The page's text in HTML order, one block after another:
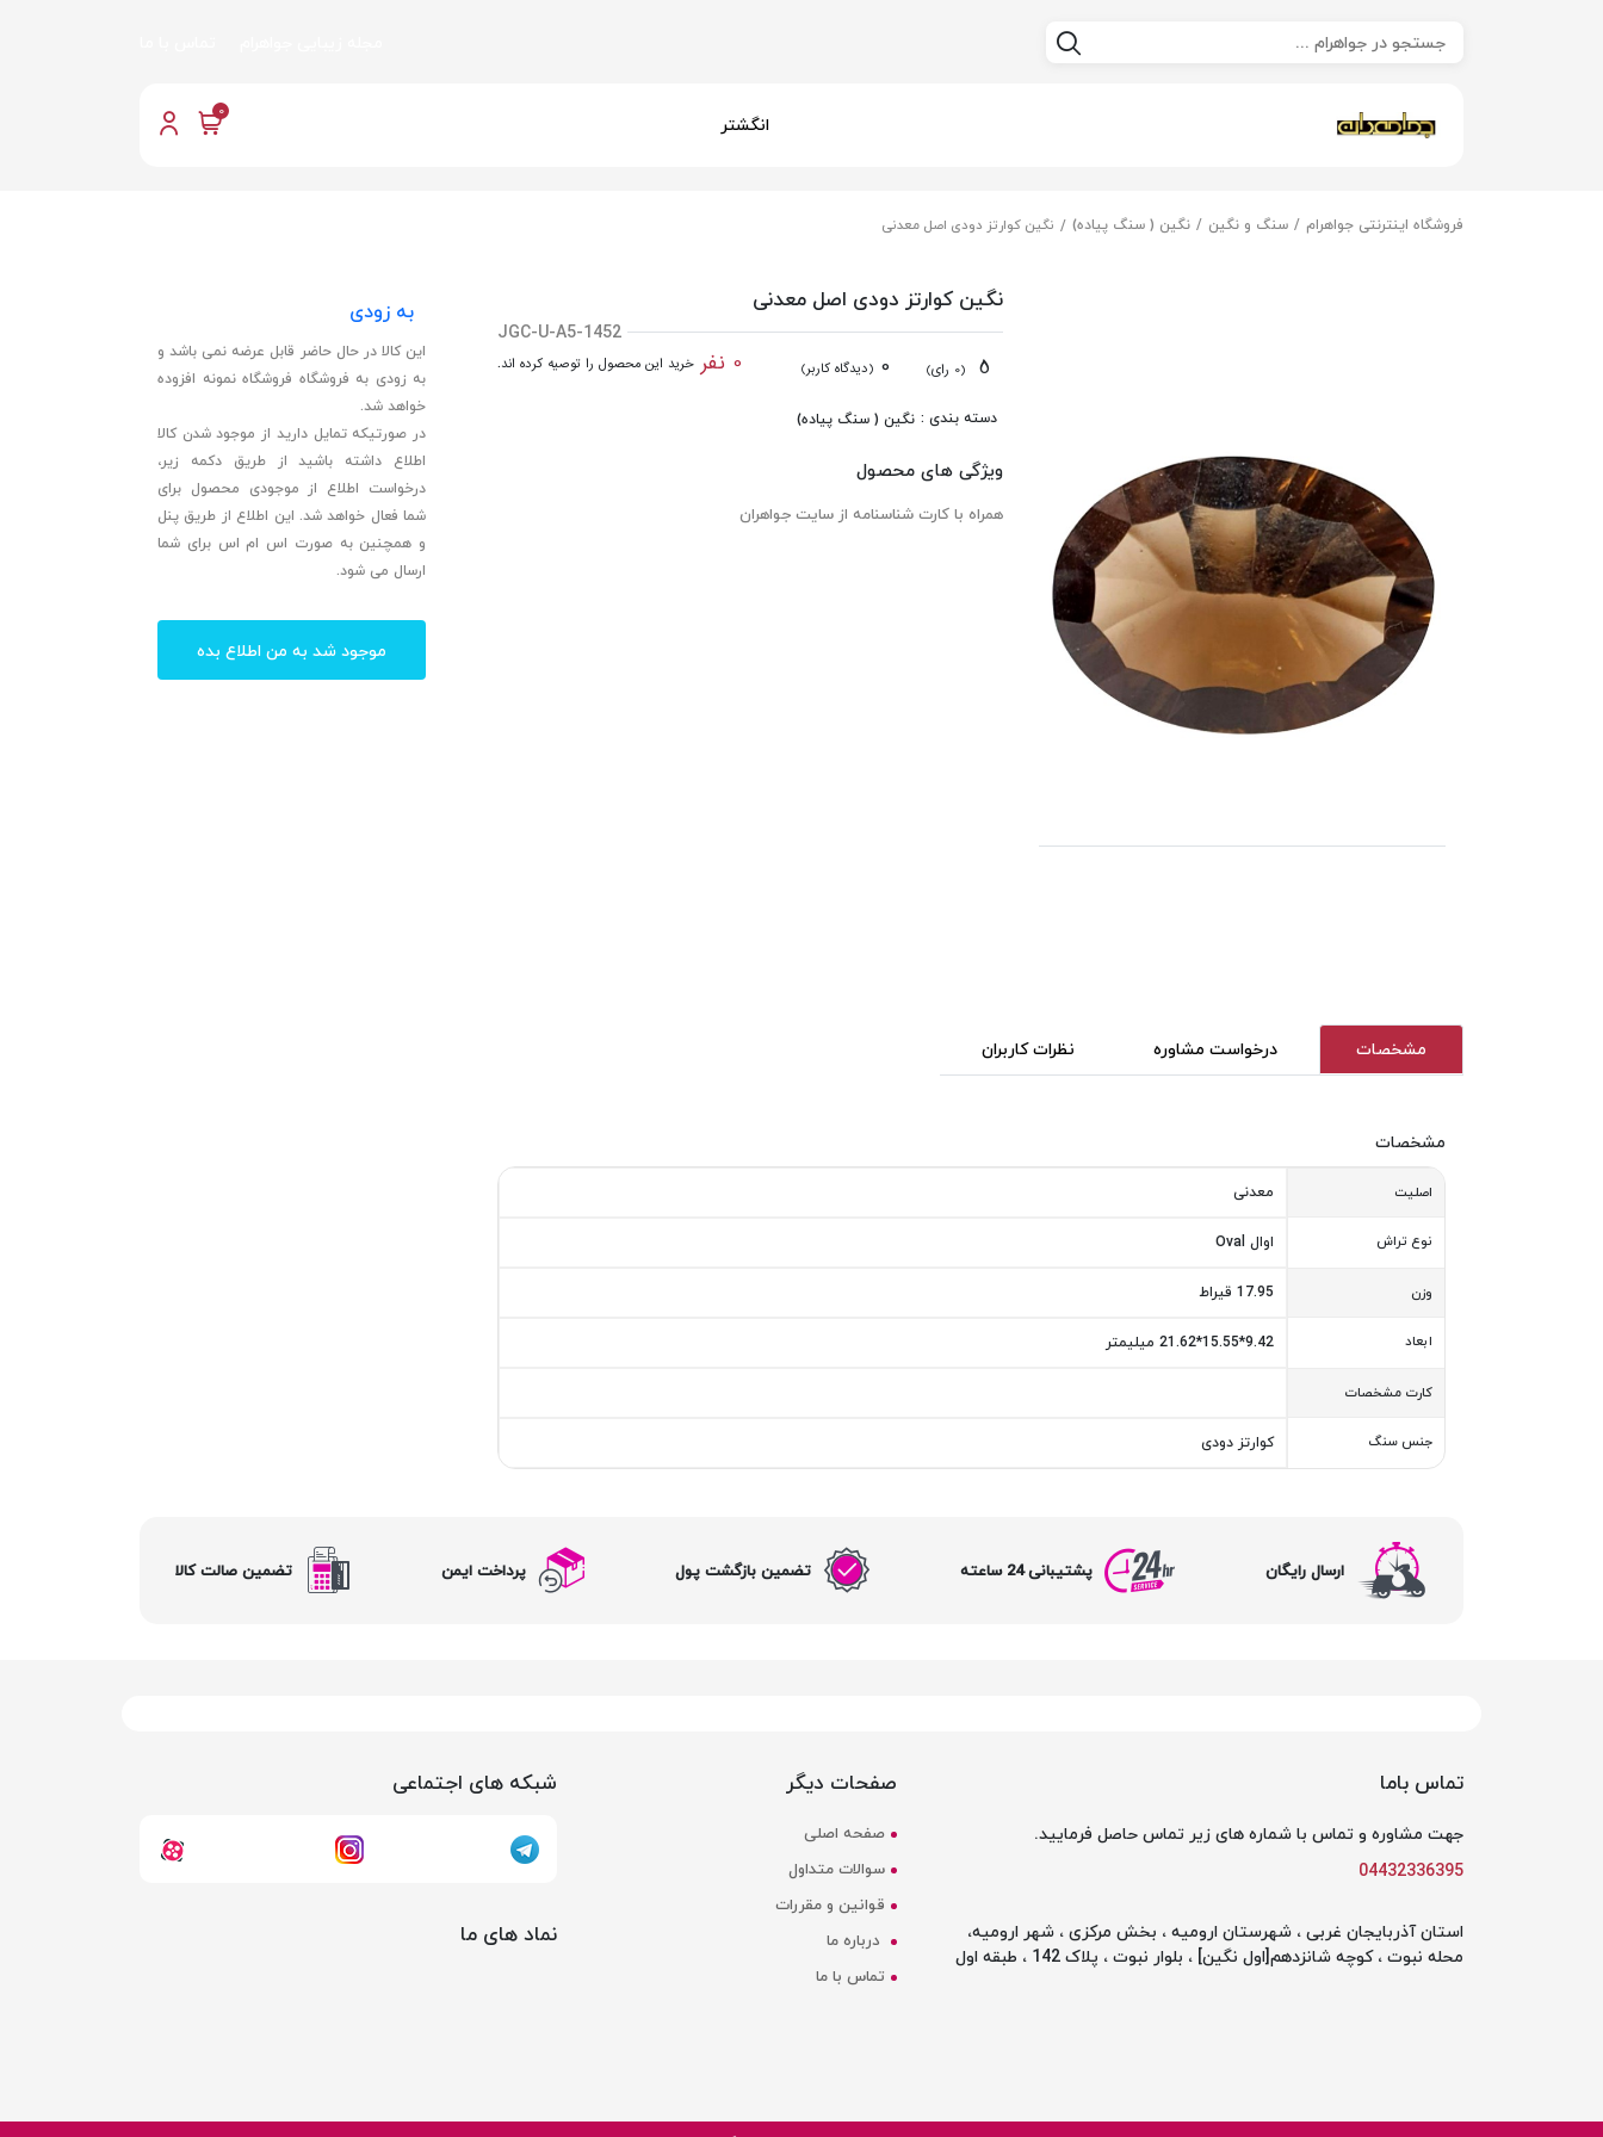
انگشتر 0
فروشگاه اینترنتی جواهرام سنگ و نگین نگین ( سنگ پیاده) نگین کوارتز دودی اصل معدنی
نگین کوارتز دودی اصل معدنی
JGC-U-A5-1452
(0 رای) 0 (دیدگاه کاربر) 0 نفر خرید این محصول را توصیه کرده اند.
دسته بندی : نگین ( سنگ پیاده)
ویژگی های محصول
همراه با کارت شناسنامه از سایت جواهران
مشخصات درخواست مشاوره نظرات کاربران
مشخصات
اصلیت معدنی
نوع تراش اوال Oval
وزن 17.95 قیراط
ابعاد 9.42*15.55*21.62 میلیمتر
کارت مشخصات
جنس سنگ کوارتز دودی
به زودی
این کالا در حال حاضر قابل عرضه نمی باشد و
به زودی به فروشگاه فروشگاه نمونه افزوده
خواهد شد.
در صورتیکه تمایل دارید از موجود شدن کالا
اطلاع داشته باشید از طریق دکمه زیر،
درخواست اطلاع از موجودی محصول برای
شما فعال خواهد شد. این اطلاع از طریق پنل
و همچنین به صورت اس ام اس برای شما
ارسال می شود.
موجود شد به من اطلاع بده
ارسال رایگان پشتیبانی 24 ساعته تضمین بازگشت پول پرداخت ایمن تضمین صالت کالا
تماس باما
جهت مشاوره و تماس با شماره های زیر تماس حاصل فرمایید.
04432336395
استان آذربایجان غربی ، شهرستان ارومیه ، بخش مرکزی ، شهر ارومیه،
محله نبوت ، کوچه شانزدهم[اول نگین] ، بلوار نبوت ، پلاک 142 ، طبقه اول
صفحات دیگر
صفحه اصلی
سوالات متداول
قوانین و مقررات
درباره ما
تماس با ما
شبکه های اجتماعی
نماد های ما